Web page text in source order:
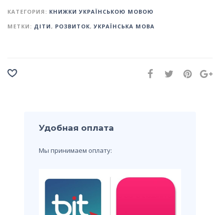
КАТЕГОРИЯ: КНИЖКИ УКРАЇНСЬКОЮ МОВОЮ
МЕТКИ: ДІТИ , РОЗВИТОК,УКРАЇНСЬКА МОВА
Удобная оплата
Мы принимаем оплату: